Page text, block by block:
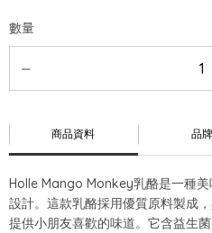
數量
商品資料 品牌
Holle Mango Monkey乳酪是一種
設計。這款乳酪採用優質原料製成
提供小朋友喜歡的味道。它含益生